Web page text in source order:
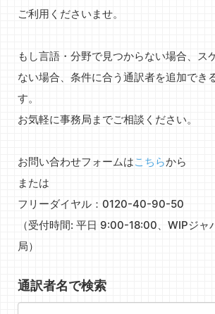
ご利用くださいませ。
もし言語・分野で見つからない場合、ス
ない場合、条件に合う通訳者を追加でき
す。
お気軽に事務局までご相談ください。
お問い合わせフォームはこちらから
または
フリーダイヤル：0120-40-90-50
（受付時間: 平日 9:00-18:00、WIPジャ
局）
通訳者名で検索